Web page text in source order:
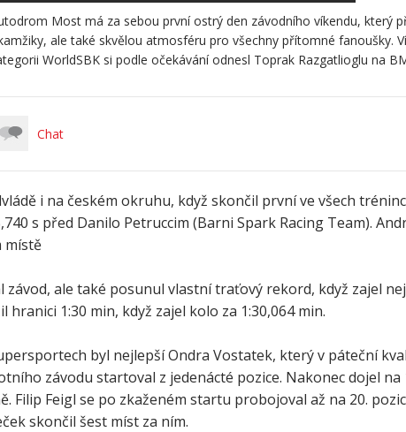
Most má za sebou první ostrý den závodního víkendu, který
ale také skvělou atmosféru pro všechny přítomné fanoušky.
WorldSBK si podle očekávání odnesl Toprak Razgatlioglu na
Chat
i na českém okruhu, když skončil první ve všech
s před Danilo Petruccim (Barni Spark Racing Team).
místě
ale také posunul vlastní traťový rekord, když zajel
hranici 1:30 min, když zajel kolo za 1:30,064 min.
byl nejlepší Ondra Vostatek, který v páteční
závodu startoval z jedenácté pozice. Nakonec dojel na
Filip Feigl se po zkaženém startu probojoval až na 20.
skončil šest míst za ním.